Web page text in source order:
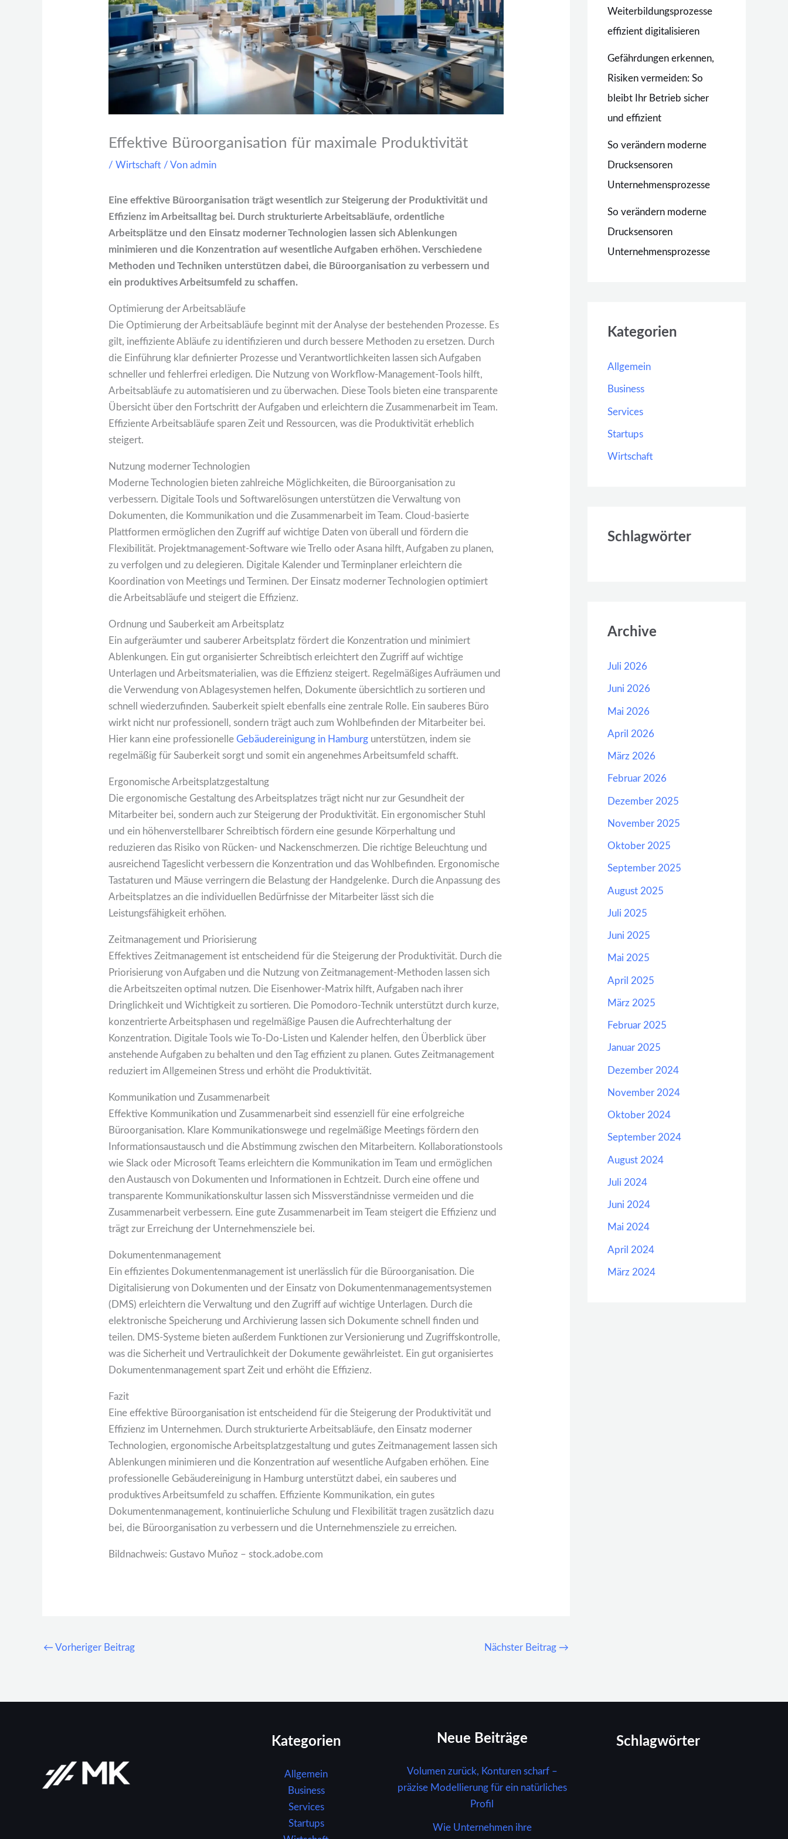
Effektive Büroorganisation für maximale Produktivität
/Wirtschaft / Vonadmin
Eine effektive Büroorganisation trägt wesentlich zur Steigerung der Produktivität und
Effizienz im Arbeitsalltag bei. Durch strukturierte Arbeitsabläufe, ordentliche
Arbeitsplätze und den Einsatz moderner Technologien lassen sich Ablenkungen
minimieren und die Konzentration auf wesentliche Aufgaben erhöhen. Verschiedene
Methoden und Techniken unterstützen dabei, die Büroorganisation zu verbessern und
ein produktives Arbeitsumfeld zu schaffen.
Optimierung der Arbeitsabläufe
Die Optimierung der Arbeitsabläufe beginnt mit der Analyse der bestehenden Prozesse. Es
gilt, ineffiziente Abläufe zu identifizieren und durch bessere Methoden zu ersetzen. Durch
die Einführung klar definierter Prozesse und Verantwortlichkeiten lassen sich Aufgaben
schneller und fehlerfrei erledigen. Die Nutzung von Workflow-Management-Tools hilft,
Arbeitsabläufe zu automatisieren und zu überwachen. Diese Tools bieten eine transparente
Übersicht über den Fortschritt der Aufgaben und erleichtern die Zusammenarbeit im Team.
Effiziente Arbeitsabläufe sparen Zeit und Ressourcen, was die Produktivität erheblich
steigert.
Nutzung moderner Technologien
Moderne Technologien bieten zahlreiche Möglichkeiten, die Büroorganisation zu
verbessern. Digitale Tools und Softwarelösungen unterstützen die Verwaltung von
Dokumenten, die Kommunikation und die Zusammenarbeit im Team. Cloud-basierte
Plattformen ermöglichen den Zugriff auf wichtige Daten von überall und fördern die
Flexibilität. Projektmanagement-Software wie Trello oder Asana hilft, Aufgaben zu planen,
zu verfolgen und zu delegieren. Digitale Kalender und Terminplaner erleichtern die
Koordination von Meetings und Terminen. Der Einsatz moderner Technologien optimiert
die Arbeitsabläufe und steigert die Effizienz.
Ordnung und Sauberkeit am Arbeitsplatz
Ein aufgeräumter und sauberer Arbeitsplatz fördert die Konzentration und minimiert
Ablenkungen. Ein gut organisierter Schreibtisch erleichtert den Zugriff auf wichtige
Unterlagen und Arbeitsmaterialien, was die Effizienz steigert. Regelmäßiges Aufräumen und
die Verwendung von Ablagesystemen helfen, Dokumente übersichtlich zu sortieren und
schnell wiederzufinden. Sauberkeit spielt ebenfalls eine zentrale Rolle. Ein sauberes Büro
wirkt nicht nur professionell, sondern trägt auch zum Wohlbefinden der Mitarbeiter bei.
Hier kann eine professionelleGebäudereinigung in Hamburg unterstützen, indem sie
regelmäßig für Sauberkeit sorgt und somit ein angenehmes Arbeitsumfeld schafft.
Ergonomische Arbeitsplatzgestaltung
Die ergonomische Gestaltung des Arbeitsplatzes trägt nicht nur zur Gesundheit der
Mitarbeiter bei, sondern auch zur Steigerung der Produktivität. Ein ergonomischer Stuhl
und ein höhenverstellbarer Schreibtisch fördern eine gesunde Körperhaltung und
reduzieren das Risiko von Rücken- und Nackenschmerzen. Die richtige Beleuchtung und
ausreichend Tageslicht verbessern die Konzentration und das Wohlbefinden. Ergonomische
Tastaturen und Mäuse verringern die Belastung der Handgelenke. Durch die Anpassung des
Arbeitsplatzes an die individuellen Bedürfnisse der Mitarbeiter lässt sich die
Leistungsfähigkeit erhöhen.
Zeitmanagement und Priorisierung
Effektives Zeitmanagement ist entscheidend für die Steigerung der Produktivität. Durch die
Priorisierung von Aufgaben und die Nutzung von Zeitmanagement-Methoden lassen sich
die Arbeitszeiten optimal nutzen. Die Eisenhower-Matrix hilft, Aufgaben nach ihrer
Dringlichkeit und Wichtigkeit zu sortieren. Die Pomodoro-Technik unterstützt durch kurze,
konzentrierte Arbeitsphasen und regelmäßige Pausen die Aufrechterhaltung der
Konzentration. Digitale Tools wie To-Do-Listen und Kalender helfen, den Überblick über
anstehende Aufgaben zu behalten und den Tag effizient zu planen. Gutes Zeitmanagement
reduziert im Allgemeinen Stress und erhöht die Produktivität.
Kommunikation und Zusammenarbeit
Effektive Kommunikation und Zusammenarbeit sind essenziell für eine erfolgreiche
Büroorganisation. Klare Kommunikationswege und regelmäßige Meetings fördern den
Informationsaustausch und die Abstimmung zwischen den Mitarbeitern. Kollaborationstools
wie Slack oder Microsoft Teams erleichtern die Kommunikation im Team und ermöglichen
den Austausch von Dokumenten und Informationen in Echtzeit. Durch eine offene und
transparente Kommunikationskultur lassen sich Missverständnisse vermeiden und die
Zusammenarbeit verbessern. Eine gute Zusammenarbeit im Team steigert die Effizienz und
trägt zur Erreichung der Unternehmensziele bei.
Dokumentenmanagement
Ein effizientes Dokumentenmanagement ist unerlässlich für die Büroorganisation. Die
Digitalisierung von Dokumenten und der Einsatz von Dokumentenmanagementsystemen
(DMS) erleichtern die Verwaltung und den Zugriff auf wichtige Unterlagen. Durch die
elektronische Speicherung und Archivierung lassen sich Dokumente schnell finden und
teilen. DMS-Systeme bieten außerdem Funktionen zur Versionierung und Zugriffskontrolle,
was die Sicherheit und Vertraulichkeit der Dokumente gewährleistet. Ein gut organisiertes
Dokumentenmanagement spart Zeit und erhöht die Effizienz.
Fazit
Eine effektive Büroorganisation ist entscheidend für die Steigerung der Produktivität und
Effizienz im Unternehmen. Durch strukturierte Arbeitsabläufe, den Einsatz moderner
Technologien, ergonomische Arbeitsplatzgestaltung und gutes Zeitmanagement lassen sich
Ablenkungen minimieren und die Konzentration auf wesentliche Aufgaben erhöhen. Eine
professionelle Gebäudereinigung in Hamburg unterstützt dabei, ein sauberes und
produktives Arbeitsumfeld zu schaffen. Effiziente Kommunikation, ein gutes
Dokumentenmanagement, kontinuierliche Schulung und Flexibilität tragen zusätzlich dazu
bei, die Büroorganisation zu verbessern und die Unternehmensziele zu erreichen.
Bildnachweis: Gustavo Muñoz – stock.adobe.com
← Vorheriger Beitrag Nächster Beitrag →
Weiterbildungsprozesse
effizient digitalisieren
Gefährdungen erkennen,
Risiken vermeiden: So
bleibt Ihr Betrieb sicher
und effizient
So verändern moderne
Drucksensoren
Unternehmensprozesse
So verändern moderne
Drucksensoren
Unternehmensprozesse
Kategorien
Allgemein
Business
Services
Startups
Wirtschaft
Schlagwörter
Archive
Juli 2026
Juni 2026
Mai 2026
April 2026
März 2026
Februar 2026
Dezember 2025
November 2025
Oktober 2025
September 2025
August 2025
Juli 2025
Juni 2025
Mai 2025
April 2025
März 2025
Februar 2025
Januar 2025
Dezember 2024
November 2024
Oktober 2024
September 2024
August 2024
Juli 2024
Juni 2024
Mai 2024
April 2024
März 2024
Kategorien
Allgemein
Business
Services
Startups
Neue Beiträge
Volumen zurück, Konturen scharf –
präzise Modellierung für ein natürliches
Profil
Wie Unternehmen ihre
Schlagwörter